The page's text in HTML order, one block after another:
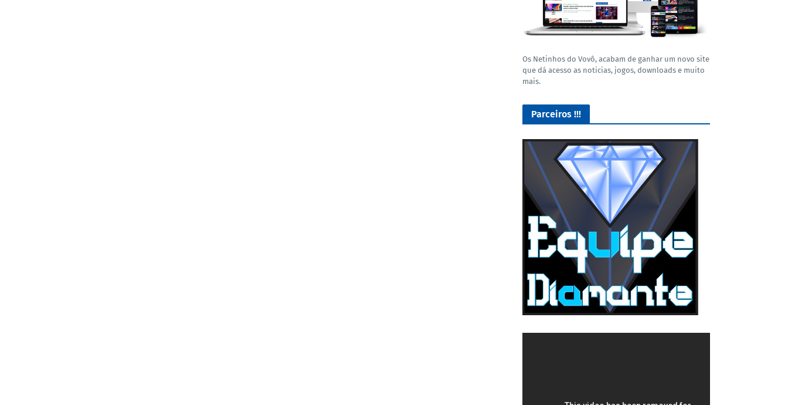
Os Netinhos do Vovô, acabam de ganhar um novo site
que dá acesso as noticias, jogos, downloads e muito
mais.
Parceiros !!!